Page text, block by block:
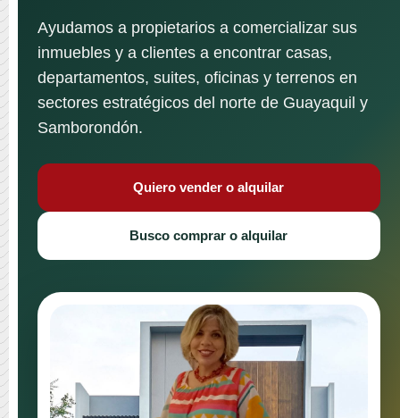
Ayudamos a propietarios a comercializar sus
inmuebles y a clientes a encontrar casas,
departamentos, suites, oficinas y terrenos en
sectores estratégicos del norte de Guayaquil y
Samborondón.
Quiero vender o alquilar
Busco comprar o alquilar